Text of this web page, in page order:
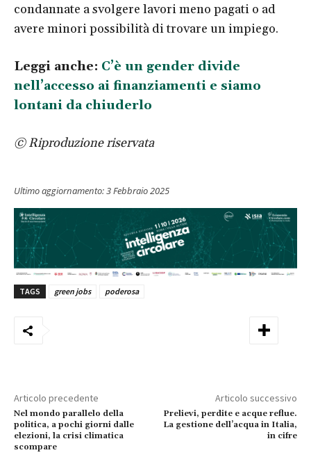
condannate a svolgere lavori meno pagati o ad
avere minori possibilità di trovare un impiego.
Leggi anche: C’è un gender divide
nell’accesso ai finanziamenti e siamo
lontani da chiuderlo
© Riproduzione riservata
Ultimo aggiornamento:3 Febbraio 2025
TAGS green jobs poderosa
Articolo precedente
Nel mondo parallelo della
politica, a pochi giorni dalle
elezioni, la crisi climatica
scompare
Articolo successivo
Prelievi, perdite e acque reflue.
La gestione dell’acqua in Italia,
in cifre